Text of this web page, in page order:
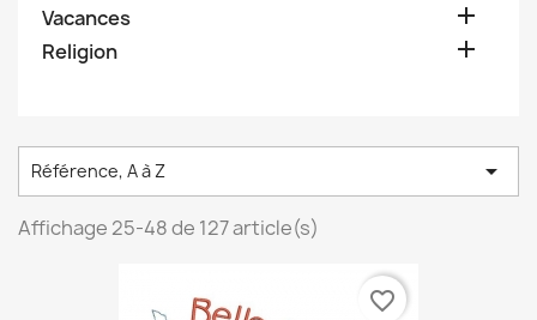
Vacances

Religion 
Référence, A à Z 
Affichage 25-48 de 127 article(s)
favorite_border